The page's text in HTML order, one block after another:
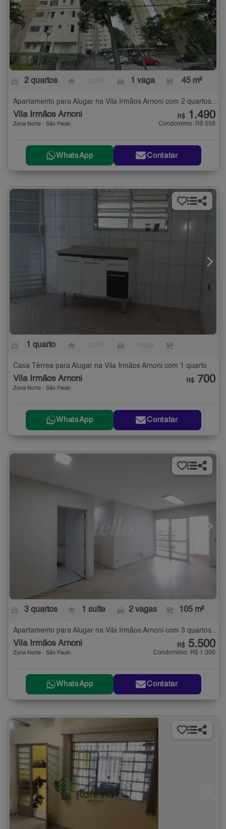
2 quartos 1 vaga 45 m²
Apartamento para Alugar na Vila Irmãos Arnoni com 2 quartos - 45 m²
Vila Irmãos Arnoni
Zona Norte - São Paulo
R$ 1.490
Condomínio: R$ 558
WhatsApp Contatar
1 quarto
Casa Térrea para Alugar na Vila Irmãos Arnoni com 1 quarto
Vila Irmãos Arnoni
Zona Norte - São Paulo
R$ 700
WhatsApp Contatar
3 quartos 1 suíte 2 vagas 105 m²
Vila Irmãos Arnoni
Zona Norte - São Paulo
R$ 5.500
Condomínio: R$ 1.300
WhatsApp Contatar